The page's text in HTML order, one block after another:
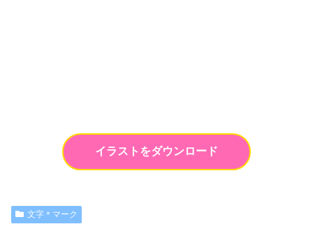
イラストをダウンロード
文字＊マーク